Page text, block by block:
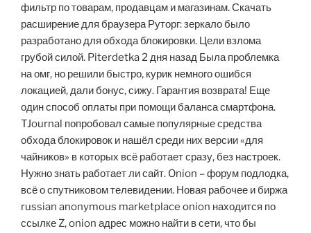
фильтр по товарам, продавцам и магазинам. Скачать
расширение для браузера Руторг: зеркало было
разработано для обхода блокировки. Цели взлома
грубой силой. Piterdetka 2 дня назад Была проблемка
на омг, но решили быстро, курик немного ошибся
локацией, дали бонус, сижу. Гарантия возврата! Еще
один способ оплаты при помощи баланса смартфона.
TJournal попробовал самые популярные средства
обхода блокировок и нашёл среди них версии «для
чайников» в которых всё работает сразу, без настроек.
Нужно знать работает ли сайт. Onion – форум подлодка,
всё о спутниковом телевидении. Новая рабочее и биржа
russian anonymous marketplace onion находится по
ссылке Z, onion адрес можно найти в сети, что бы